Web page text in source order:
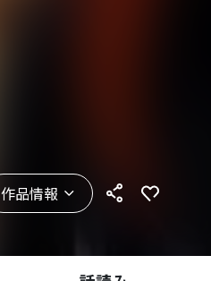
作品情報